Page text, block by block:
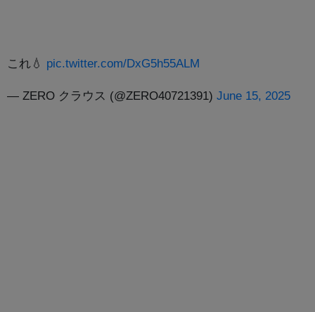
これ💧 pic.twitter.com/DxG5h55ALM
— ZERO クラウス (@ZERO40721391) June 15, 2025